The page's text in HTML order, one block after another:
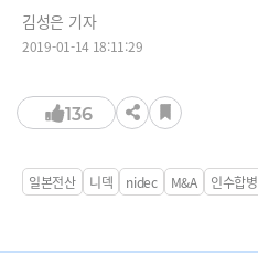
김성은 기자
2019-01-14 18:11:29
136
일본전산 니덱 nidec M&A 인수합병